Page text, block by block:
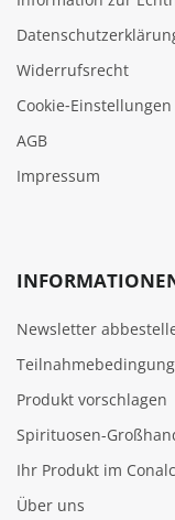
Widerrufsrecht
Cookie‑Einstellungen
AGB
Impressum
Newsletter
Produkt vorschlagen
Spirituosen-
Ihr Produkt im
Über uns